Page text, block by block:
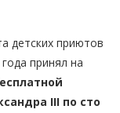
детских приютов
принял на
III по сто